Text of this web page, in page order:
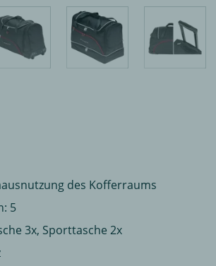
des Kofferraums
5
3x, Sporttasche 2x